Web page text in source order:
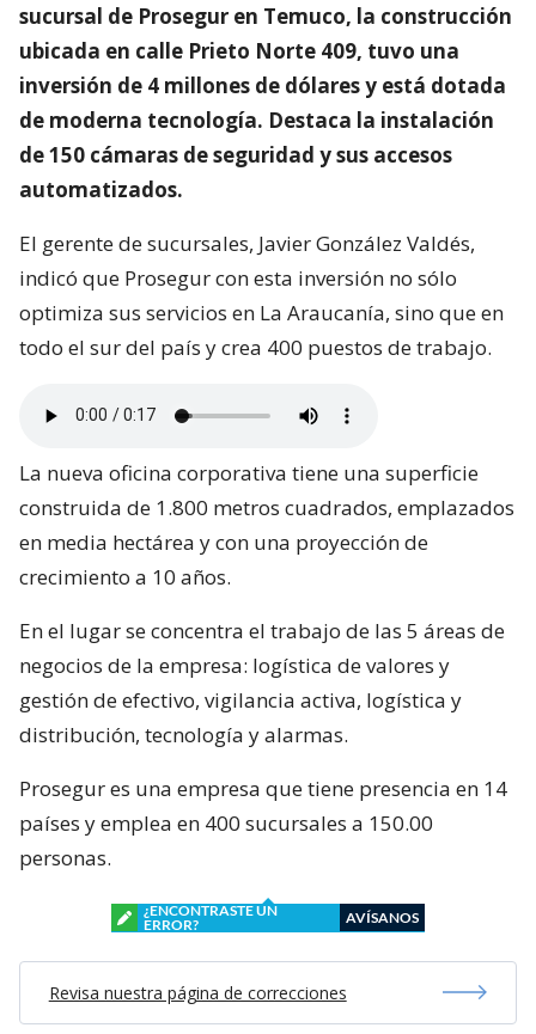
sucursal de Prosegur en Temuco, la construcción
ubicada en calle Prieto Norte 409, tuvo una
inversión de 4 millones de dólares y está dotada
de moderna tecnología. Destaca la instalación
de 150 cámaras de seguridad y sus accesos
automatizados.
El gerente de sucursales, Javier González Valdés,
indicó que Prosegur con esta inversión no sólo
optimiza sus servicios en La Araucanía, sino que en
todo el sur del país y crea 400 puestos de trabajo.
La nueva oficina corporativa tiene una superficie
construida de 1.800 metros cuadrados, emplazados
en media hectárea y con una proyección de
crecimiento a 10 años.
En el lugar se concentra el trabajo de las 5 áreas de
negocios de la empresa: logística de valores y
gestión de efectivo, vigilancia activa, logística y
distribución, tecnología y alarmas.
Prosegur es una empresa que tiene presencia en 14
países y emplea en 400 sucursales a 150.00
personas.
¿ENCONTRASTE UN
ERROR?
AVÍSANOS
Revisa nuestra página de correcciones